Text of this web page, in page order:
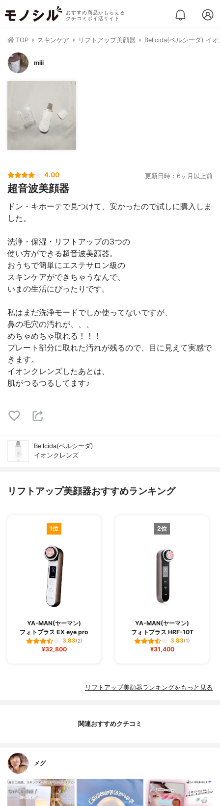
おすすめ商品がもらえる
クチコミポイ活サイト
TOP スキンケア リフトアップ美顔器 Bellcida(ベルシーダ) イ
miii
4.00 更新日時：6ヶ月以上前
超音波美顔器
ドン・キホーテで見つけて、安かったので試しに購入しま
した。
洗浄・保湿・リフトアップの3つの
使い方ができる超音波美顔器。
おうちで簡単にエステサロン級の
スキンケアができちゃうなんで、
いまの生活にぴったりです。
私はまだ洗浄モードでしか使ってないですが、
鼻の毛穴の汚れが、、、
めちゃめちゃ取れる！！！
プレート部分に取れた汚れが残るので、目に見えて実感で
きます。
イオンクレンズしたあとは、
肌がつるつるしてます♪
Bellcida(ベルシーダ)
イオンクレンズ
リフトアップ美顔器おすすめランキング
1位
YA-MAN(ヤーマン)
フォトプラス EX eye pro
3.83(2)
¥32,800
2位
YA-MAN(ヤーマン)
フォトプラス HRF-10T
3.83(1)
¥31,400
リフトアップ美顔器ランキングをもっと見る
関連おすすめクチコミ
メグ